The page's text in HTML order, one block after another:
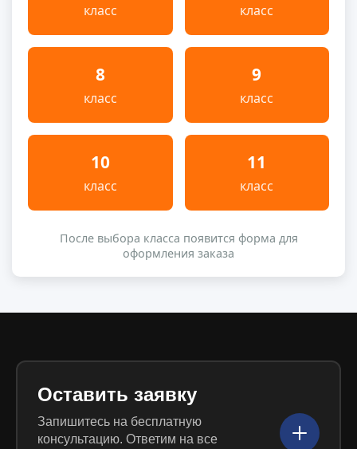
класс класс
8
класс
9
класс
10
класс
11
класс
После выбора класса появится форма для
оформления заказа
Оставить заявку
Запишитесь на бесплатную
консультацию. Ответим на все